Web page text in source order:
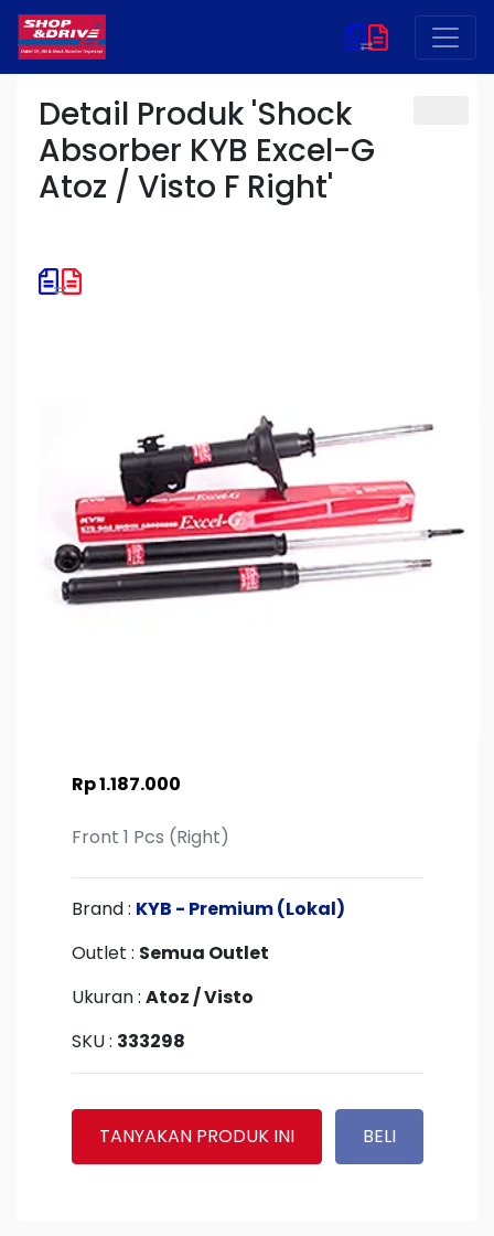
Detail Produk 'Shock
Absorber KYB Excel-G
Atoz / Visto F Right'
Rp 1.187.000
Front 1 Pcs (Right)
Brand : KYB - Premium (Lokal)
Outlet : Semua Outlet
Ukuran : Atoz / Visto
SKU : 333298
TANYAKAN PRODUK INI BELI